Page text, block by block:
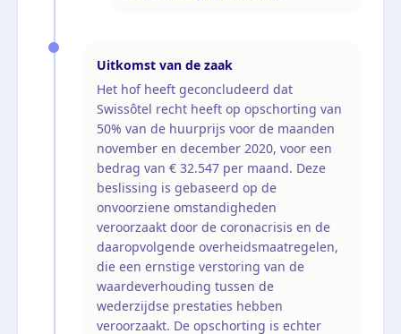
Uitkomst van de zaak
Het hof heeft geconcludeerd dat
Swissôtel recht heeft op opschorting van
50% van de huurprijs voor de maanden
november en december 2020, voor een
bedrag van € 32.547 per maand. Deze
beslissing is gebaseerd op de
onvoorziene omstandigheden
veroorzaakt door de coronacrisis en de
daaropvolgende overheidsmaatregelen,
die een ernstige verstoring van de
waardeverhouding tussen de
wederzijdse prestaties hebben
veroorzaakt. De opschorting is echter